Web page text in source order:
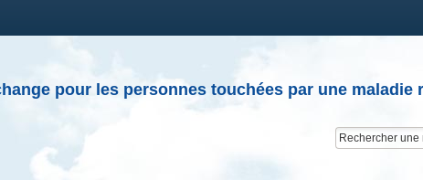
pour les personnes touchées par une maladie